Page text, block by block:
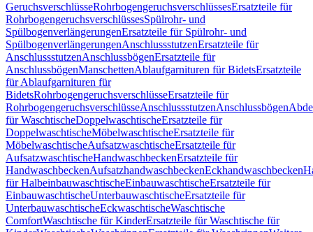
GeruchsverschlüsseRohrbogengeruchsverschlüssesErsatzteile für
RohrbogengeruchsverschlüssesSpülrohr- und
SpülbogenverlängerungenErsatzteile für Spülrohr- und
SpülbogenverlängerungenAnschlussstutzenErsatzteile für
AnschlussstutzenAnschlussbögenErsatzteile für
AnschlussbögenManschettenAblaufgarnituren für BidetsErsatzteile
für Ablaufgarnituren für
BidetsRohrbogengeruchsverschlüsseErsatzteile für
RohrbogengeruchsverschlüsseAnschlussstutzenAnschlussbögen
für WaschtischeDoppelwaschtischeErsatzteile für
DoppelwaschtischeMöbelwaschtischeErsatzteile für
MöbelwaschtischeAufsatzwaschtischeErsatzteile für
AufsatzwaschtischeHandwaschbeckenErsatzteile für
HandwaschbeckenAufsatzhandwaschbeckenEckhandwaschbecken
für HalbeinbauwaschtischeEinbauwaschtischeErsatzteile für
EinbauwaschtischeUnterbauwaschtischeErsatzteile für
UnterbauwaschtischeEckwaschtischeWaschtische
ComfortWaschtische für KinderErsatzteile für Waschtische für